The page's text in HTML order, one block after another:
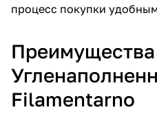
процесс покупки
Преимущества
Filamentarno